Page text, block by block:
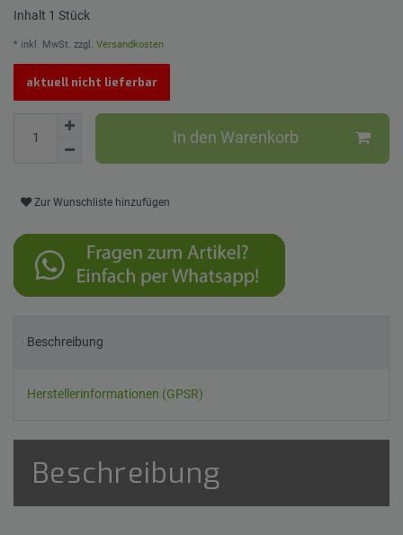
Inhalt 1 Stück
* inkl. MwSt. zzgl. Versandkosten
aktuell nicht lieferbar
In den Warenkorb
Zur Wunschliste hinzufügen
Beschreibung
Herstellerinformationen (GPSR)
Beschreibung